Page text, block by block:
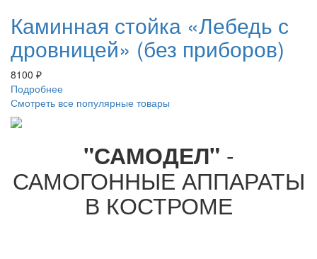
Каминная стойка «Лебедь с
дровницей» (без приборов)
8100 ₽
Подробнее
Смотреть все популярные товары
"САМОДЕЛ" -
САМОГОННЫЕ АППАРАТЫ
В КОСТРОМЕ